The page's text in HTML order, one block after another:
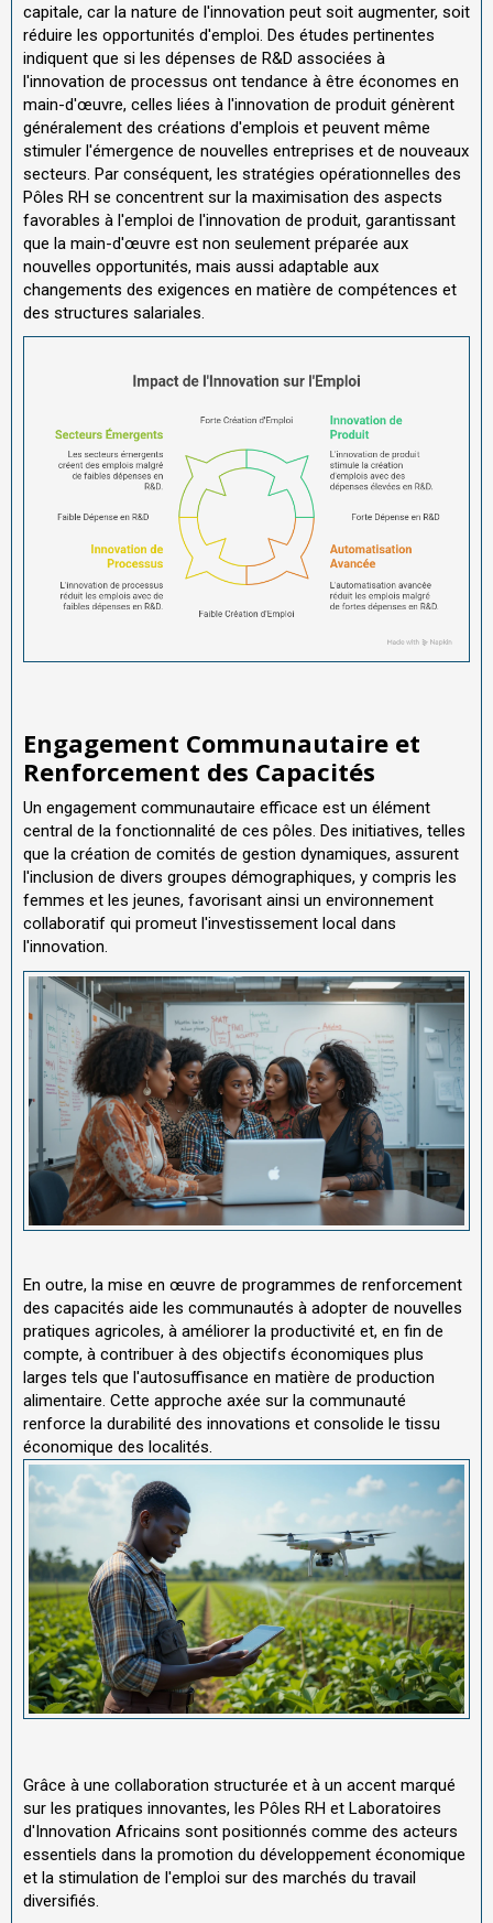
capitale, car la nature de l'innovation peut soit augmenter, soit
réduire les opportunités d'emploi. Des études pertinentes
indiquent que si les dépenses de R&D associées à
l'innovation de processus ont tendance à être économes en
main-d'œuvre, celles liées à l'innovation de produit génèrent
généralement des créations d'emplois et peuvent même
stimuler l'émergence de nouvelles entreprises et de nouveaux
secteurs. Par conséquent, les stratégies opérationnelles des
Pôles RH se concentrent sur la maximisation des aspects
favorables à l'emploi de l'innovation de produit, garantissant
que la main-d'œuvre est non seulement préparée aux
nouvelles opportunités, mais aussi adaptable aux
changements des exigences en matière de compétences et
des structures salariales.
Engagement Communautaire et
Renforcement des Capacités
Un engagement communautaire efficace est un élément
central de la fonctionnalité de ces pôles. Des initiatives, telles
que la création de comités de gestion dynamiques, assurent
l'inclusion de divers groupes démographiques, y compris les
femmes et les jeunes, favorisant ainsi un environnement
collaboratif qui promeut l'investissement local dans
l'innovation.
En outre, la mise en œuvre de programmes de renforcement
des capacités aide les communautés à adopter de nouvelles
pratiques agricoles, à améliorer la productivité et, en fin de
compte, à contribuer à des objectifs économiques plus
larges tels que l'autosuffisance en matière de production
alimentaire. Cette approche axée sur la communauté
renforce la durabilité des innovations et consolide le tissu
économique des localités.
Grâce à une collaboration structurée et à un accent marqué
sur les pratiques innovantes, les Pôles RH et Laboratoires
d'Innovation Africains sont positionnés comme des acteurs
essentiels dans la promotion du développement économique
et la stimulation de l'emploi sur des marchés du travail
diversifiés.